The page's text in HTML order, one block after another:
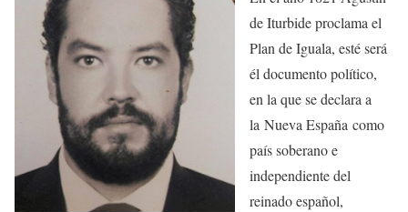
de Iturbide proclama el
Plan de Iguala, esté será
él documento político,
en la que se declara a
la Nueva España como
país soberano e
independiente del
reinado español,